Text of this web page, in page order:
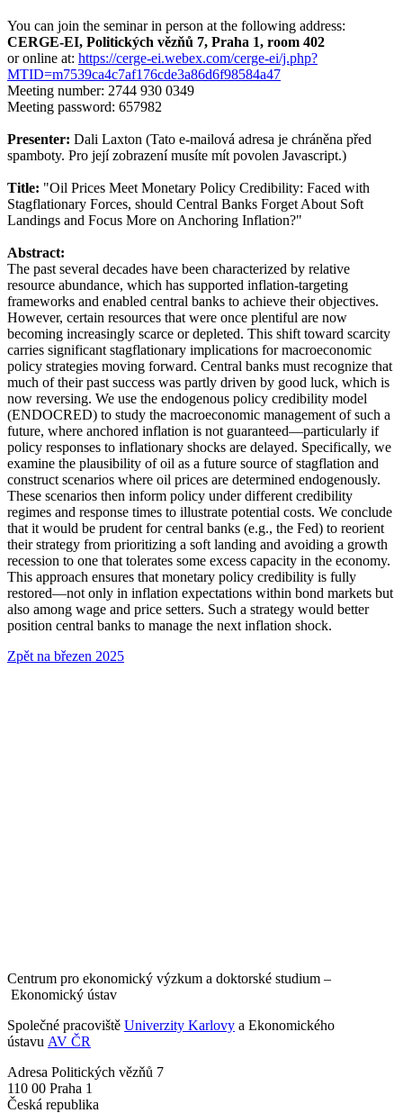
You can join the seminar in person at the following address:
CERGE-EI, Politických vězňů 7, Praha 1, room 402
or online at: https://cerge-ei.webex.com/cerge-ei/j.php?
MTID=m7539ca4c7af176cde3a86d6f98584a47
Meeting number: 2744 930 0349
Meeting password: 657982
Presenter: Dali Laxton (Tato e-mailová adresa je chráněna před
spamboty. Pro její zobrazení musíte mít povolen Javascript.)
Title: "Oil Prices Meet Monetary Policy Credibility: Faced with
Stagflationary Forces, should Central Banks Forget About Soft
Landings and Focus More on Anchoring Inflation?"
Abstract:
The past several decades have been characterized by relative
resource abundance, which has supported inflation-targeting
frameworks and enabled central banks to achieve their objectives.
However, certain resources that were once plentiful are now
becoming increasingly scarce or depleted. This shift toward scarcity
carries significant stagflationary implications for macroeconomic
policy strategies moving forward. Central banks must recognize that
much of their past success was partly driven by good luck, which is
now reversing. We use the endogenous policy credibility model
(ENDOCRED) to study the macroeconomic management of such a
future, where anchored inflation is not guaranteed—particularly if
policy responses to inflationary shocks are delayed. Specifically, we
examine the plausibility of oil as a future source of stagflation and
construct scenarios where oil prices are determined endogenously.
These scenarios then inform policy under different credibility
regimes and response times to illustrate potential costs. We conclude
that it would be prudent for central banks (e.g., the Fed) to reorient
their strategy from prioritizing a soft landing and avoiding a growth
recession to one that tolerates some excess capacity in the economy.
This approach ensures that monetary policy credibility is fully
restored—not only in inflation expectations within bond markets but
also among wage and price setters. Such a strategy would better
position central banks to manage the next inflation shock.
Zpět na březen 2025
Centrum pro ekonomický výzkum a doktorské studium –
Ekonomický ústav
Společné pracoviště Univerzity Karlovy a Ekonomického
ústavu AV ČR
Adresa Politických vězňů 7
110 00 Praha 1
Česká republika